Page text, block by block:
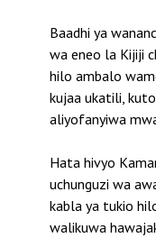
Baadhi ya
wa eneo la Kijiji
hilo ambalo
kujaa ukatili,
aliyofanyiwa
Hata hivyo
uchunguzi wa
kabla ya tukio
walikuwa